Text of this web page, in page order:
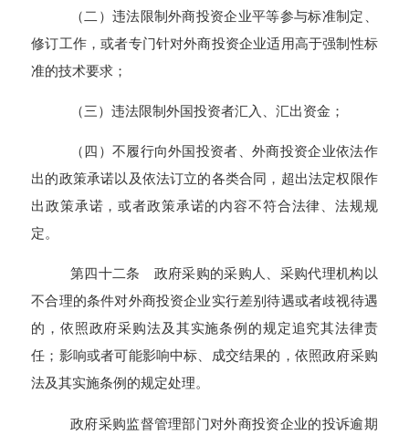
（二）违法限制外商投资企业平等参与标准制定、
修订工作，或者专门针对外商投资企业适用高于强制性标
准的技术要求；
（三）违法限制外国投资者汇入、汇出资金；
（四）不履行向外国投资者、外商投资企业依法作
出的政策承诺以及依法订立的各类合同，超出法定权限作
出政策承诺，或者政策承诺的内容不符合法律、法规规
定。
第四十二条 政府采购的采购人、采购代理机构以
不合理的条件对外商投资企业实行差别待遇或者歧视待遇
的，依照政府采购法及其实施条例的规定追究其法律责
任；影响或者可能影响中标、成交结果的，依照政府采购
法及其实施条例的规定处理。
政府采购监督管理部门对外商投资企业的投诉逾期